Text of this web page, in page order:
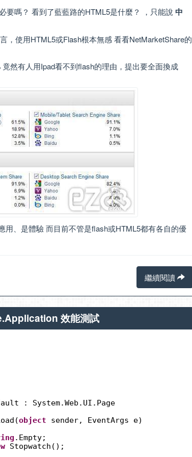
要嗎？ 看到了藍藍路的HTML5是什麼？ ，只能說 中
，使用HTML5或Flash根本無感 看看NetMarketShare的
然有人用Ipad看不到flash的理由，提出要全面換成
用、是體驗 而目前不管是flash或HTML5都有各自的優
繼續閱讀
效能測試
: System.Web.UI.Page
object
sender, EventArgs e)
.Empty;
Stopwatch();